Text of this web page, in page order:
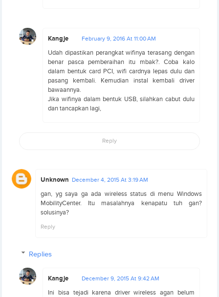
Kangje February 9, 2016 At 11:00 AM
Udah dipastikan perangkat wifinya terasang dengan
benar pasca pemberaihan itu mbak?. Coba kalo
dalam bentuk card PCI, wifi cardnya lepas dulu dan
pasang kembali. Kemudian instal kembali driver
bawaannya.
Jika wifinya dalam bentuk USB, silahkan cabut dulu
dan tancapkan lagi,
Reply
Unknown December 4, 2015 At 3:19 AM
gan, yg saya ga ada wireless status di menu Windows
MobilityCenter. Itu masalahnya kenapatu tuh gan?
solusinya?
Reply
Replies
Kangje December 9, 2015 At 9:42 AM
Ini bisa tejadi karena driver wireless agan belum